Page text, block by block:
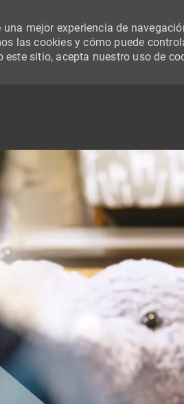
mejor experiencia de
las cookies y cómo puede
sitio, acepta nuestro uso de